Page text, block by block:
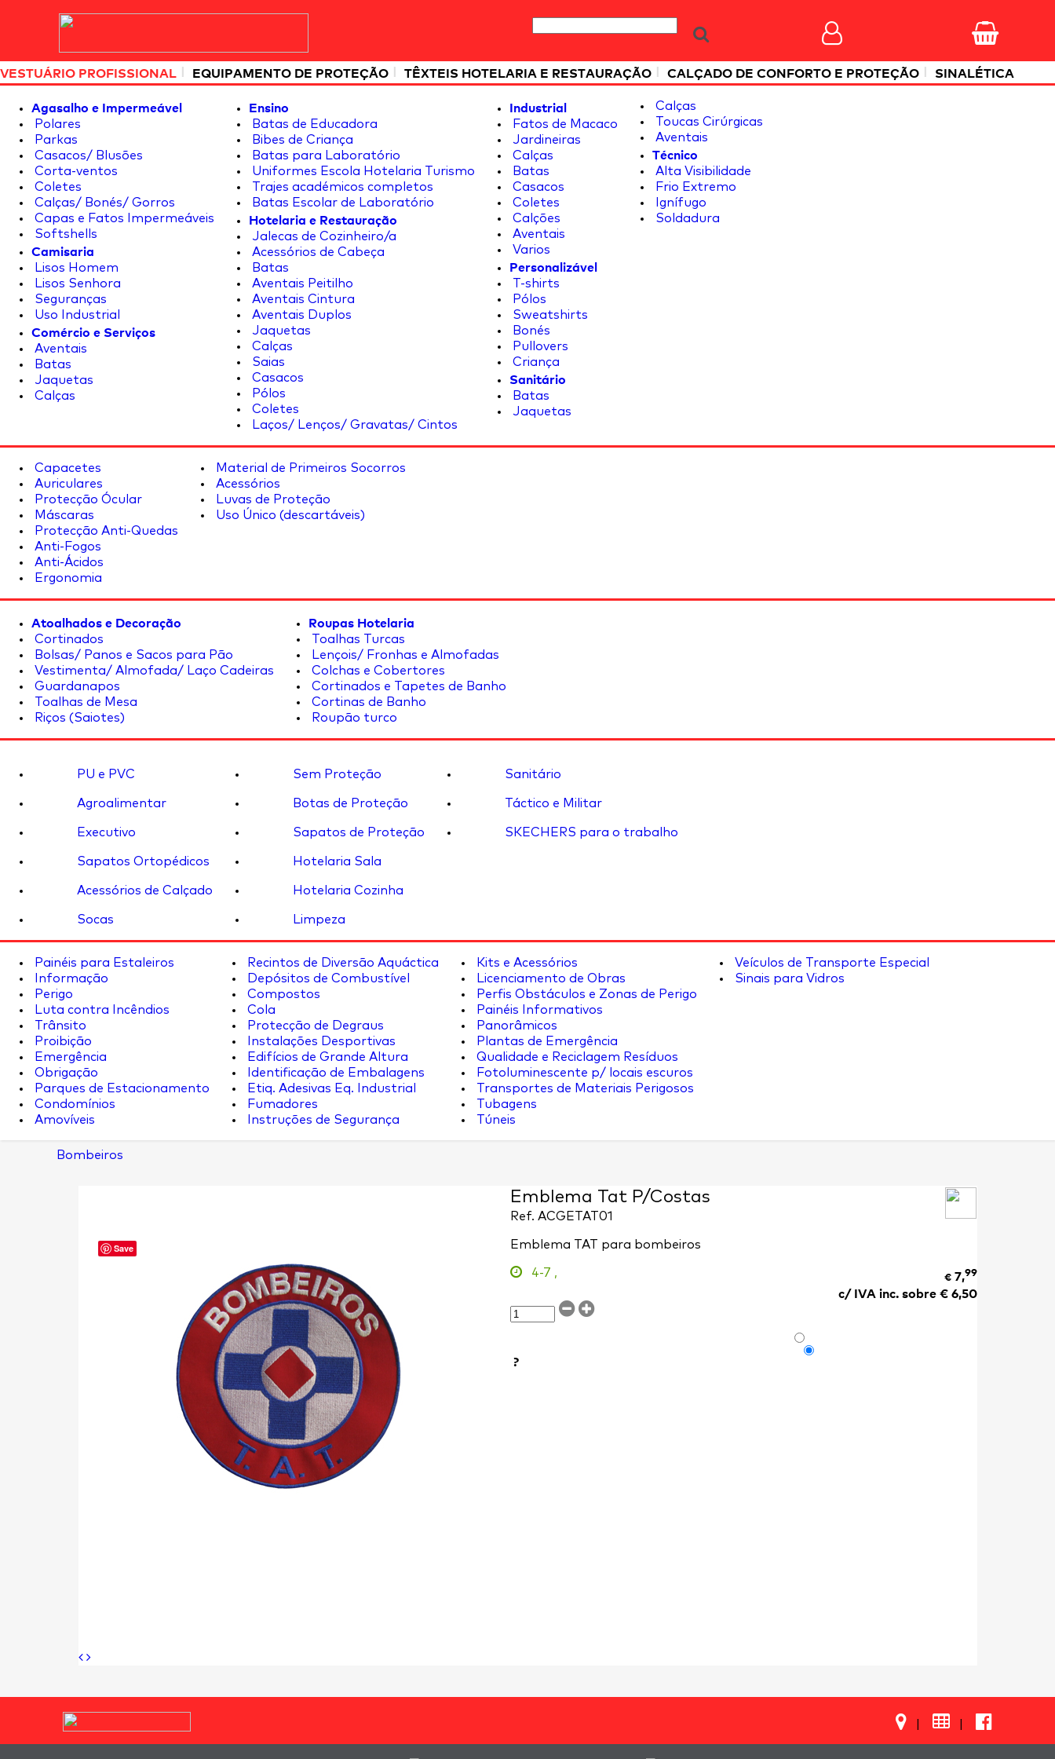
VESTUÁRIO PROFISSIONAL | EQUIPAMENTO DE PROTEÇÃO | TÊXTEIS HOTELARIA E RESTAURAÇÃO | CALÇADO DE CONFORTO E PROTEÇÃO | SINALÉTICA
Agasalho e Impermeável
Polares
Parkas
Casacos/ Blusões
Corta-ventos
Coletes
Calças/ Bonés/ Gorros
Capas e Fatos Impermeáveis
Softshells
Camisaria
Lisos Homem
Lisos Senhora
Seguranças
Uso Industrial
Comércio e Serviços
Aventais
Batas
Jaquetas
Calças
Ensino
Batas de Educadora
Bibes de Criança
Batas para Laboratório
Uniformes Escola Hotelaria Turismo
Trajes académicos completos
Batas Escolar de Laboratório
Hotelaria e Restauração
Jalecas de Cozinheiro/a
Acessórios de Cabeça
Batas
Aventais Peitilho
Aventais Cintura
Aventais Duplos
Jaquetas
Calças
Saias
Casacos
Pólos
Coletes
Laços/ Lenços/ Gravatas/ Cintos
Industrial
Fatos de Macaco
Jardineiras
Calças
Batas
Casacos
Coletes
Calções
Aventais
Varios
Personalizável
T-shirts
Pólos
Sweatshirts
Bonés
Pullovers
Criança
Sanitário
Batas
Jaquetas
Calças
Toucas Cirúrgicas
Aventais
Técnico
Alta Visibilidade
Frio Extremo
Ignífugo
Soldadura
Capacetes
Auriculares
Protecção Ócular
Máscaras
Protecção Anti-Quedas
Anti-Fogos
Anti-Ácidos
Ergonomia
Material de Primeiros Socorros
Acessórios
Luvas de Proteção
Uso Único (descartáveis)
Atoalhados e Decoração
Cortinados
Bolsas/ Panos e Sacos para Pão
Vestimenta/ Almofada/ Laço Cadeiras
Guardanapos
Toalhas de Mesa
Riços (Saiotes)
Roupas Hotelaria
Toalhas Turcas
Lençois/ Fronhas e Almofadas
Colchas e Cobertores
Cortinados e Tapetes de Banho
Cortinas de Banho
Roupão turco
PU e PVC
Agroalimentar
Executivo
Sapatos Ortopédicos
Acessórios de Calçado
Socas
Sem Proteção
Botas de Proteção
Sapatos de Proteção
Hotelaria Sala
Hotelaria Cozinha
Limpeza
Sanitário
Táctico e Militar
SKECHERS para o trabalho
Painéis para Estaleiros
Informação
Perigo
Luta contra Incêndios
Trânsito
Proibição
Emergência
Obrigação
Parques de Estacionamento
Condomínios
Amovíveis
Recintos de Diversão Aquáctica
Depósitos de Combustível
Compostos
Cola
Protecção de Degraus
Instalações Desportivas
Edifícios de Grande Altura
Identificação de Embalagens
Etiq. Adesivas Eq. Industrial
Fumadores
Instruções de Segurança
Kits e Acessórios
Licenciamento de Obras
Perfis Obstáculos e Zonas de Perigo
Painéis Informativos
Panorâmicos
Plantas de Emergência
Qualidade e Reciclagem Resíduos
Fotoluminescente p/ locais escuros
Transportes de Materiais Perigosos
Tubagens
Túneis
Veículos de Transporte Especial
Sinais para Vidros
Bombeiros
Save
Emblema Tat P/Costas
Ref. ACGETAT01
Emblema TAT para bombeiros
4-7 , €7,99
c/ IVA inc. sobre €6,50
?
